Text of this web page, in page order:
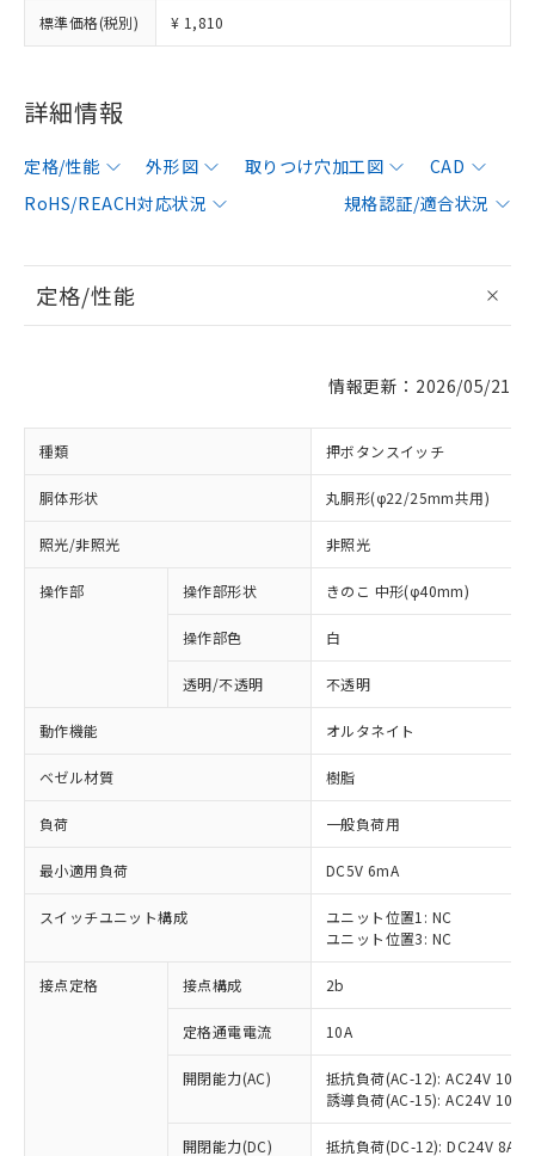
標準価格(税別) ¥ 1,810
詳細情報
定格/性能 外形図 取りつけ穴加工図
CAD
RoHS/REACH対応状況
規格認証/適合状況
定格/性能
情報更新：2026/05/21
種類 押ボタンスイッチ
胴体形状 丸胴形(φ22/25mm共用)
照光/非照光 非照光
操作部 操作部形状 きのこ 中形(φ40mm)
操作部色 白
透明/不透明 不透明
動作機能 オルタネイト
ベゼル材質 樹脂
負荷 一般負荷用
最小適用負荷 DC5V 6mA
スイッチユニット構成
ユニット位置1: NC
ユニット位置3: NC
接点定格 接点構成 2b
定格通電電流 10A
開閉能力(AC)
抵抗負荷(AC-12): AC24V 10A/
誘導負荷(AC-15): AC24V
開閉能力(DC) 抵抗負荷(DC-12): DC24V 8A/
ご利用条件
※1 対応状況
対応済み：EU RoHS指令（10物質）の
非含有に対応した製品が提供可能な商品で
対応予定：EU RoHS指令（10物質）の非含
有に対応した製品に切り替える予定のある